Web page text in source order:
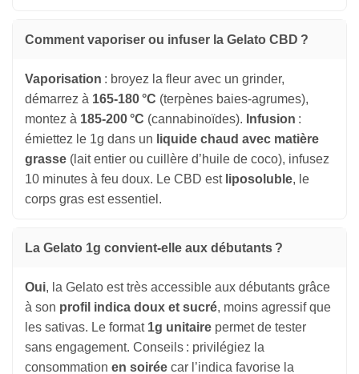
Comment vaporiser ou infuser la Gelato CBD ?
Vaporisation : broyez la fleur avec un grinder,
démarrez à 165-180 °C (terpènes baies-agrumes),
montez à 185-200 °C (cannabinoïdes). Infusion :
émiettez le 1g dans un liquide chaud avec matière
grasse (lait entier ou cuillère d’huile de coco), infusez
10 minutes à feu doux. Le CBD est liposoluble, le
corps gras est essentiel.
La Gelato 1g convient-elle aux débutants ?
Oui, la Gelato est très accessible aux débutants grâce
à son profil indica doux et sucré, moins agressif que
les sativas. Le format 1g unitaire permet de tester
sans engagement. Conseils : privilégiez la
consommation en soirée car l’indica favorise la